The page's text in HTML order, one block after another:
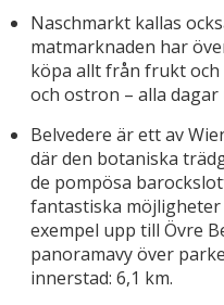
Naschmarkt kallas
matmarknaden har
köpa allt från frukt
och ostron – alla dagar
Belvedere är ett av
där den botaniska
de pompösa
fantastiska
exempel upp till Övre
panoramavy över
innerstad: 6,1 km.